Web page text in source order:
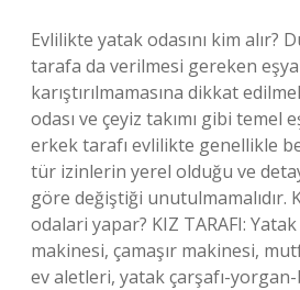
Evlilikte yatak odasını kim alır?
tarafa da verilmesi gereken
karıştırılmamasına dikkat
odası ve çeyiz takımı gibi temel
erkek tarafı evlilikte genellikle
tür izinlerin yerel olduğu ve
göre değiştiği unutulmamalıdır.
odalari yapar? KIZ TARAFI: Yatak
makinesi, çamaşır makinesi,
ev aletleri, yatak çarşafı-